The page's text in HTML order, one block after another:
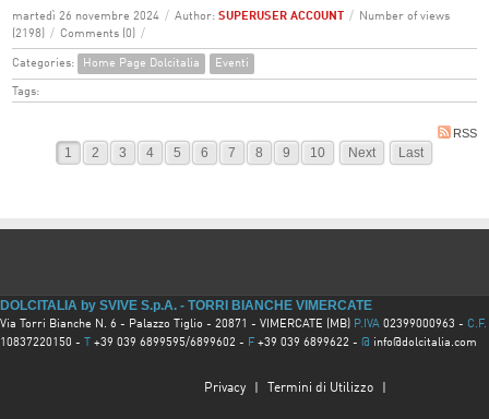
martedì 26 novembre 2024 / Author: SUPERUSER ACCOUNT /
Number of views
(2198)
/ Comments (0) /
Categories: Home Page Dolcitalia Eventi
Tags:
RSS
1 2 3 4 5 6 7 8 9 10 Next Last
DOLCITALIA by SVIVE S.p.A. - TORRI BIANCHE VIMERCATE
Via Torri Bianche N. 6 - Palazzo Tiglio - 20871 - VIMERCATE (MB) P.IVA 02399000963 - C.F.
10837220150 -
+39 039 6899595/6899602 - F +39 039 6899622 - @ info@dolcitalia.com
Privacy Termini di Utilizzo